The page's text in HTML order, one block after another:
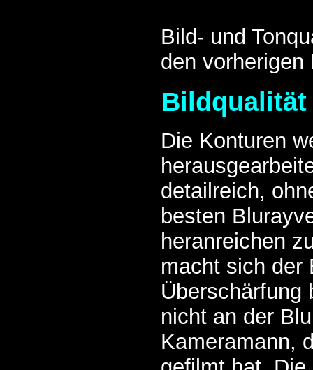
Bild- und
den
Bildqualität
Die Konturen
detailreich,
besten
heranreichen
macht sich der
Überschärfung
nicht an der
Kameramann,